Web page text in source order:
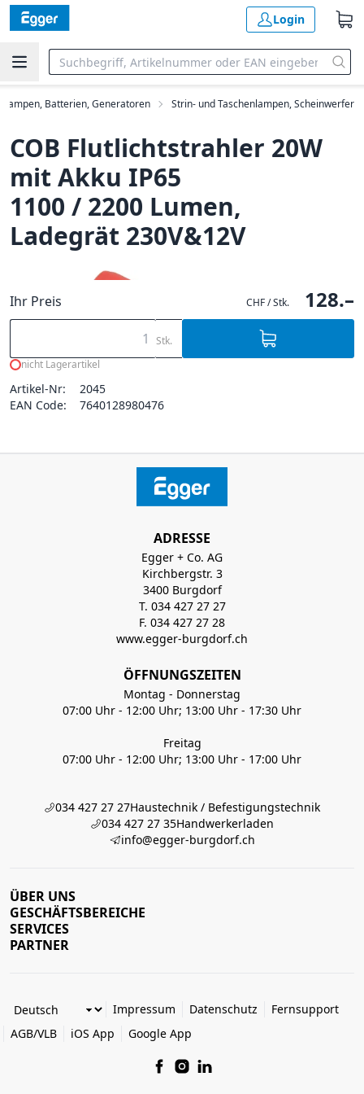
Login
Lampen, Batterien, Generatoren Strin- und Taschenlampen, Scheinwerfer
COB Flutlichtstrahler 20W
mit Akku IP65
1100 / 2200 Lumen,
Ladegrät 230V&12V
Ihr Preis CHF / Stk. 128.–
Stk.
nicht Lagerartikel
Artikel-Nr:
2045
EAN Code:
7640128980476
ADRESSE
Egger + Co. AG
Kirchbergstr. 3
3400 Burgdorf
T. 034 427 27 27
F. 034 427 27 28
www.egger-burgdorf.ch
ÖFFNUNGSZEITEN
Montag - Donnerstag
07:00 Uhr - 12:00 Uhr; 13:00 Uhr - 17:30 Uhr
Freitag
07:00 Uhr - 12:00 Uhr; 13:00 Uhr - 17:00 Uhr
034 427 27 27Haustechnik / Befestigungstechnik
034 427 27 35Handwerkerladen
info@egger-burgdorf.ch
ÜBER UNS
GESCHÄFTSBEREICHE
SERVICES
PARTNER
Impressum Datenschutz
Fernsupport
AGB/VLB
iOS App Google App